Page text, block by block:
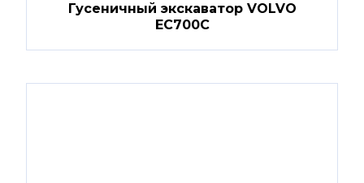
Гусеничный экскаватор VOLVO
EC700C